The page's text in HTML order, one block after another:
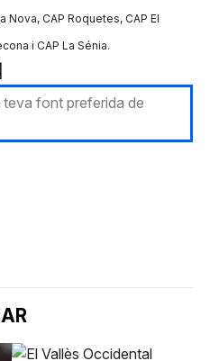
Nova, CAP Roquetes, CAP El
i CAP La Sénia.
font preferida de